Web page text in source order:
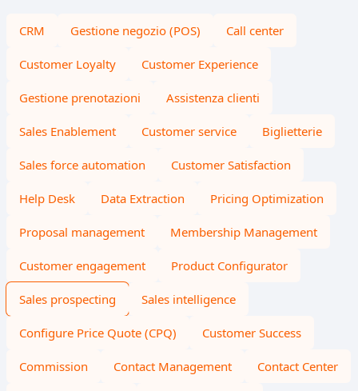
CRM Gestione negozio (POS) Call center
Customer Loyalty Customer Experience
Gestione prenotazioni Assistenza clienti
Sales Enablement Customer service Biglietterie
Sales force automation Customer Satisfaction
Help Desk Data Extraction Pricing Optimization
Proposal management Membership Management
Customer engagement Product Configurator
Sales prospecting Sales intelligence
Configure Price Quote (CPQ) Customer Success
Commission Contact Management Contact Center